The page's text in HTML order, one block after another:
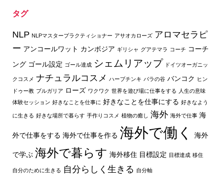
タグ
NLP NLPマスタープラクティショナー アサオカローズ アロマセラピ
ー アンコールワット カンボジア ギリシャ グアテマラ コーチ コーチ
ング ゴール設定 ゴール達成 シェムリアップ ドイツオーガニッ
クコスメ ナチュラルコスメ ハーブチンキ バラの谷 バンコク
ヒン
ドゥー教 ブルガリア ローズ ワクワク 世界を遊び場に仕事をする
人生の意味
体験セッション 好きなことを仕事に 好きなことを仕事にする 好きなよう
に生きる 好きな場所で暮らす 手作りコスメ 植物の癒し 海外 海外で仕事 海
外で仕事をする 海外で仕事を作る 海外で働く 海外
で学ぶ 海外で暮らす 海外移住 目標設定 目標達成 移住
自分のために生きる 自分らしく生きる 自分軸